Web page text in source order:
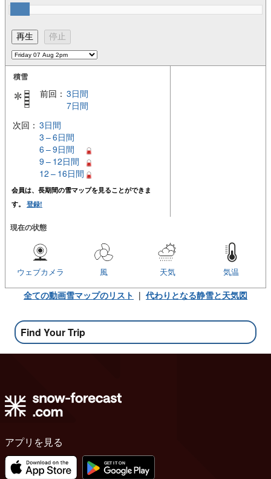
積雪
前回： 3日間
7日間
次回： 3日間
3 – 6日間
6 – 9日間
9 – 12日間
12 – 16日間
会員は、長期間の雪マップを見ることができま
す。 登録!
現在の状態
気温
天気
風
ウェブカメラ
全ての動画雪マップのリスト | 代わりとなる静雪と天気図
Find Your Trip
アプリを見る